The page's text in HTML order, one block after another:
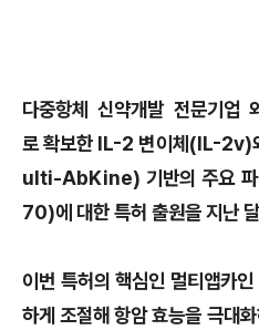
다중항체 신약개발 전문기업
로 확보한 IL-2 변이체(IL-2v)
ulti-AbKine) 기반의 주요
70)에 대한 특허 출원을 지난
이번 특허의 핵심인 멀티앱카
하게 조절해 항암 효능을 극대